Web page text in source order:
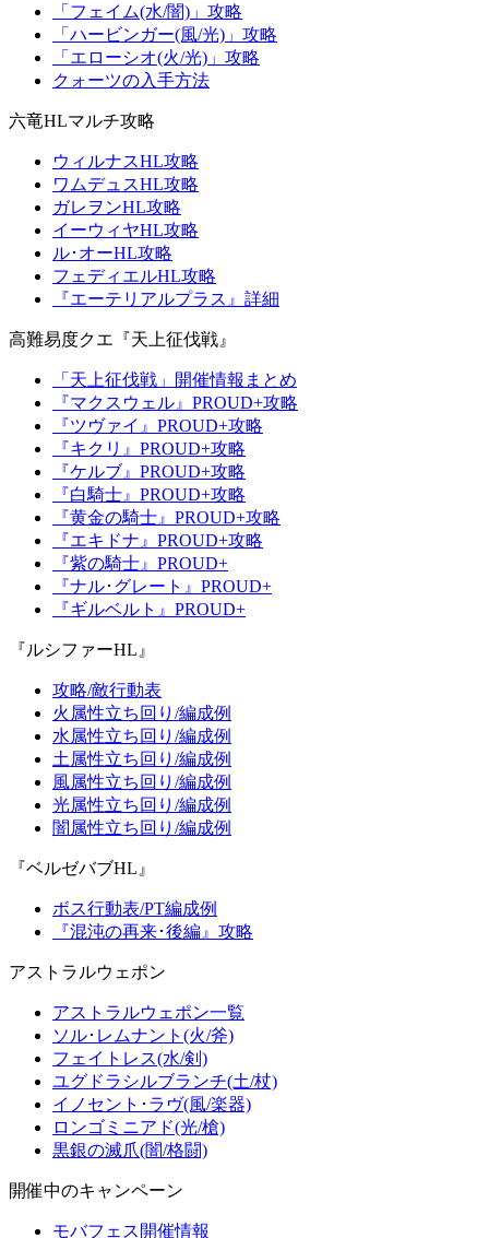
「フェイム(水/闇)」攻略
「ハービンガー(風/光)」攻略
「エローシオ(火/光)」攻略
クォーツの入手方法
六竜HLマルチ攻略
ウィルナスHL攻略
ワムデュスHL攻略
ガレヲンHL攻略
イーウィヤHL攻略
ル･オーHL攻略
フェディエルHL攻略
『エーテリアルプラス』詳細
高難易度クエ『天上征伐戦』
「天上征伐戦」開催情報まとめ
『マクスウェル』PROUD+攻略
『ツヴァイ』PROUD+攻略
『キクリ』PROUD+攻略
『ケルブ』PROUD+攻略
『白騎士』PROUD+攻略
『黄金の騎士』PROUD+攻略
『エキドナ』PROUD+攻略
『紫の騎士』PROUD+
『ナル･グレート』PROUD+
『ギルベルト』PROUD+
『ルシファーHL』
攻略/敵行動表
火属性立ち回り/編成例
水属性立ち回り/編成例
土属性立ち回り/編成例
風属性立ち回り/編成例
光属性立ち回り/編成例
闇属性立ち回り/編成例
『ベルゼバブHL』
ボス行動表/PT編成例
『混沌の再来･後編』攻略
アストラルウェポン
アストラルウェポン一覧
ソル･レムナント(火/斧)
フェイトレス(水/剣)
ユグドラシルブランチ(土/杖)
イノセント･ラヴ(風/楽器)
ロンゴミニアド(光/槍)
黒銀の滅爪(闇/格闘)
開催中のキャンペーン
モバフェス開催情報